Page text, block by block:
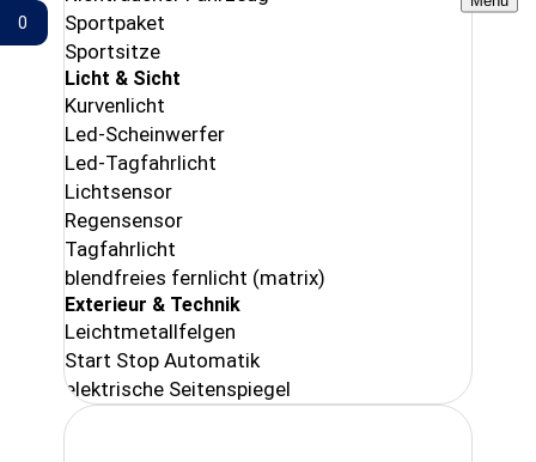
Sportpaket
Sportsitze
Licht & Sicht
Kurvenlicht
Led-Scheinwerfer
Led-Tagfahrlicht
Lichtsensor
Regensensor
Tagfahrlicht
blendfreies fernlicht (matrix)
Exterieur & Technik
Leichtmetallfelgen
Start Stop Automatik
elektrische Seitenspiegel
0 Gemerkte Fahrzeuge